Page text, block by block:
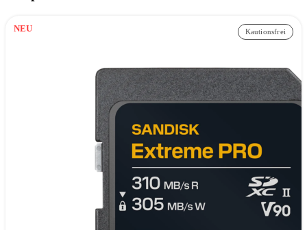
NEU Kautionsfrei